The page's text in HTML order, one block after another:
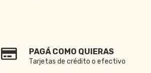
PAGÁ COMO QUIERAS
Tarjetas de crédito o efectivo